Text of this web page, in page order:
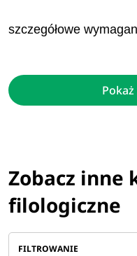
szczegółowe
Zobacz inne
filologiczne
FILTROWANIE